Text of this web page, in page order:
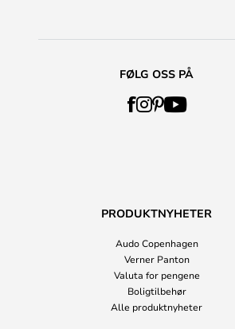
FØLG OSS PÅ
PRODUKTNYHETER
Audo Copenhagen
Verner Panton
Valuta for pengene
Boligtilbehør
Alle produktnyheter